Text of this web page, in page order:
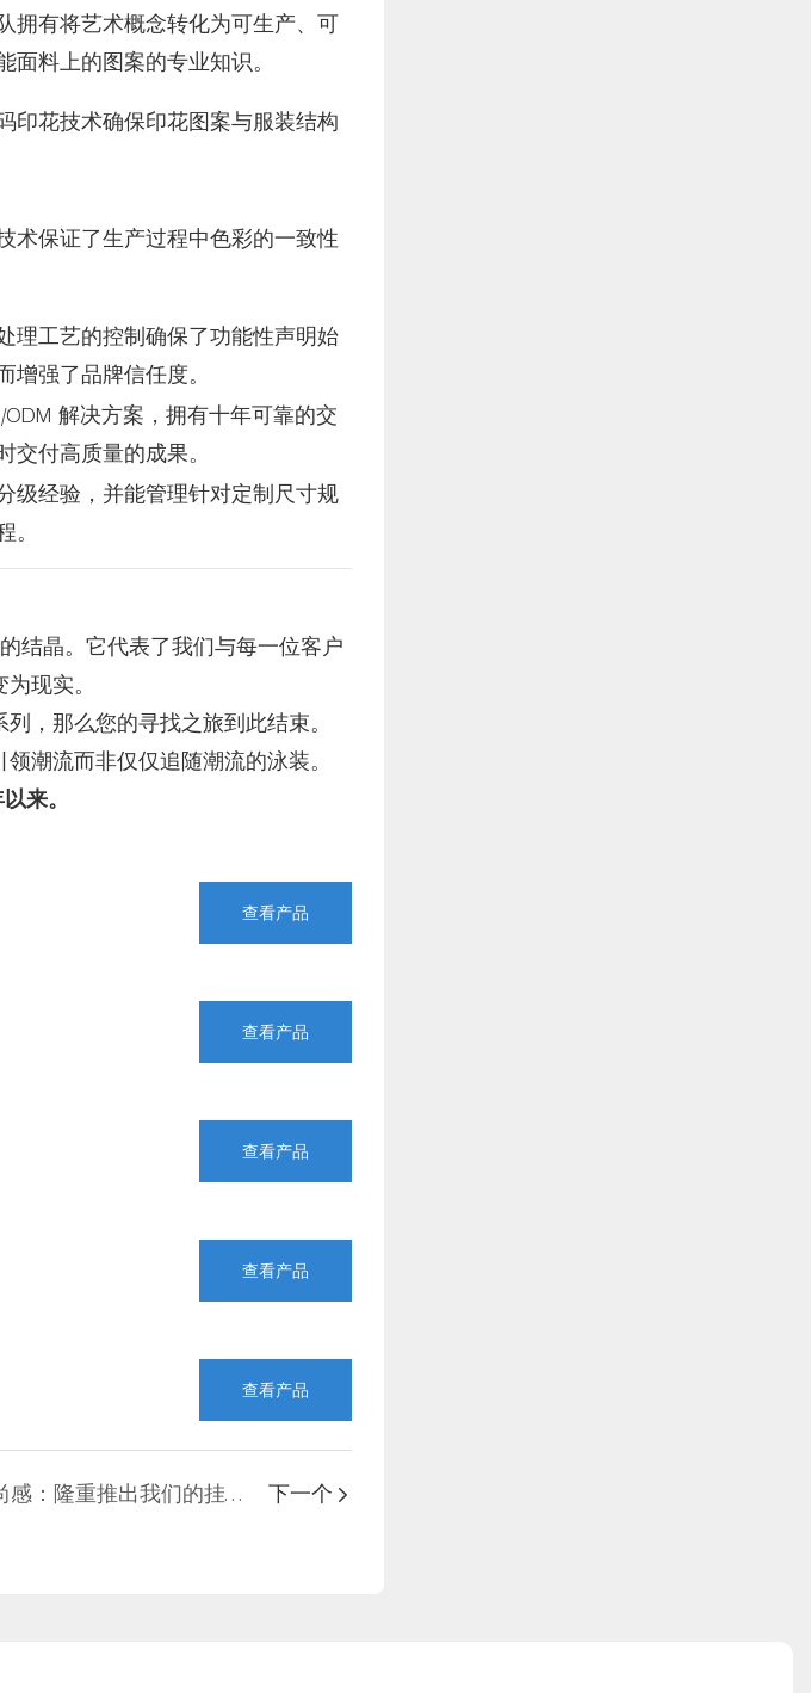
拥有将艺术概念转化为可生产、可
面料上的图案的专业知识。
印花技术确保印花图案与服装结构
术保证了生产过程中色彩的一致性
理工艺的控制确保了功能性声明始
增强了品牌信任度。
ODM 解决方案，拥有十年可靠的交
交付高质量的成果。
级经验，并能管理针对定制尺寸规
。
结晶。它代表了我们与每一位客户
现实。
，那么您的寻找之旅到此结束。
潮流而非仅仅追随潮流的泳装。
来。
查看产品
查看产品
查看产品
查看产品
查看产品
兼具支撑性和时尚感：隆重推出我们的挂脖式钢圈印花比基尼套装-1773212508782820 下一个